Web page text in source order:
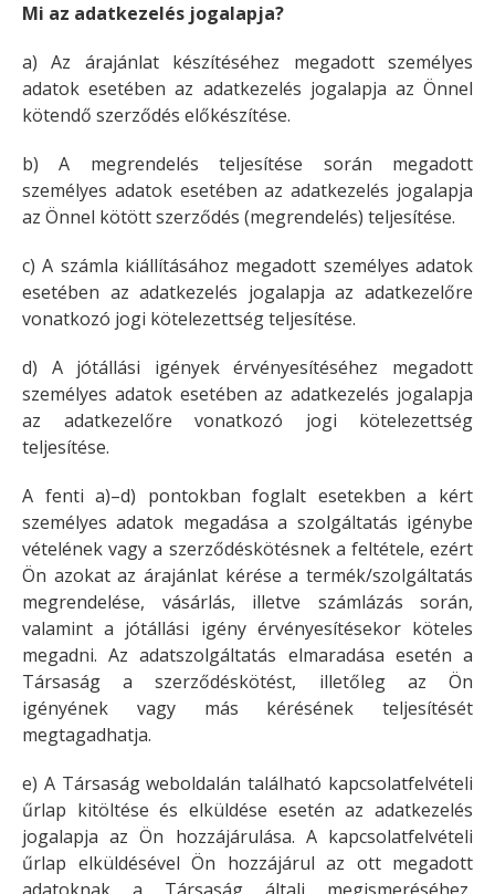
Mi az adatkezelés jogalapja?
a) Az árajánlat készítéséhez megadott személyes
adatok esetében az adatkezelés jogalapja az Önnel
kötendő szerződés előkészítése.
b) A megrendelés teljesítése során megadott
személyes adatok esetében az adatkezelés jogalapja
az Önnel kötött szerződés (megrendelés) teljesítése.
c) A számla kiállításához megadott személyes adatok
esetében az adatkezelés jogalapja az adatkezelőre
vonatkozó jogi kötelezettség teljesítése.
d) A jótállási igények érvényesítéséhez megadott
személyes adatok esetében az adatkezelés jogalapja
az adatkezelőre vonatkozó jogi kötelezettség
teljesítése.
A fenti a)–d) pontokban foglalt esetekben a kért
személyes adatok megadása a szolgáltatás igénybe
vételének vagy a szerződéskötésnek a feltétele, ezért
Ön azokat az árajánlat kérése a termék/szolgáltatás
megrendelése, vásárlás, illetve számlázás során,
valamint a jótállási igény érvényesítésekor köteles
megadni. Az adatszolgáltatás elmaradása esetén a
Társaság a szerződéskötést, illetőleg az Ön
igényének vagy más kérésének teljesítését
megtagadhatja.
e) A Társaság weboldalán található kapcsolatfelvételi
űrlap kitöltése és elküldése esetén az adatkezelés
jogalapja az Ön hozzájárulása. A kapcsolatfelvételi
űrlap elküldésével Ön hozzájárul az ott megadott